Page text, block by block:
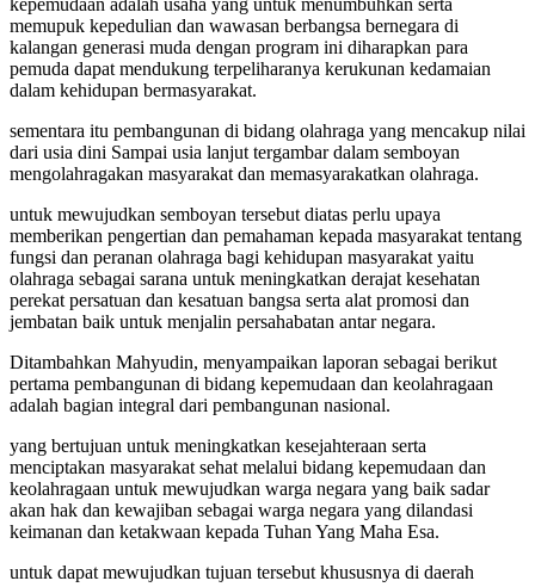
memupuk kepedulian dan wawasan berbangsa bernegara di
kalangan generasi muda dengan program ini diharapkan para
pemuda dapat mendukung terpeliharanya kerukunan kedamaian
dalam kehidupan bermasyarakat.
sementara itu pembangunan di bidang olahraga yang mencakup nilai
dari usia dini Sampai usia lanjut tergambar dalam semboyan
mengolahragakan masyarakat dan memasyarakatkan olahraga.
untuk mewujudkan semboyan tersebut diatas perlu upaya
memberikan pengertian dan pemahaman kepada masyarakat tentang
fungsi dan peranan olahraga bagi kehidupan masyarakat yaitu
olahraga sebagai sarana untuk meningkatkan derajat kesehatan
perekat persatuan dan kesatuan bangsa serta alat promosi dan
jembatan baik untuk menjalin persahabatan antar negara.
Ditambahkan Mahyudin, menyampaikan laporan sebagai berikut
pertama pembangunan di bidang kepemudaan dan keolahragaan
adalah bagian integral dari pembangunan nasional.
yang bertujuan untuk meningkatkan kesejahteraan serta
menciptakan masyarakat sehat melalui bidang kepemudaan dan
keolahragaan untuk mewujudkan warga negara yang baik sadar
akan hak dan kewajiban sebagai warga negara yang dilandasi
keimanan dan ketakwaan kepada Tuhan Yang Maha Esa.
untuk dapat mewujudkan tujuan tersebut khususnya di daerah